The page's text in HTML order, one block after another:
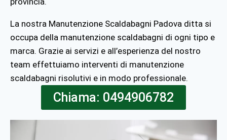
La nostra Manutenzione Scaldabagni Padova ditta si
occupa della manutenzione scaldabagni di ogni tipo e
marca. Grazie ai servizi e all’esperienza del nostro
team effettuiamo interventi di manutenzione
scaldabagni risolutivi e in modo professionale.
Chiama: 0494906782